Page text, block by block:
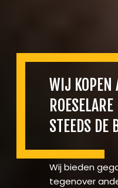
WIJ KOPEN
ROESELARE
STEEDS DE
Wij bieden
tegenover